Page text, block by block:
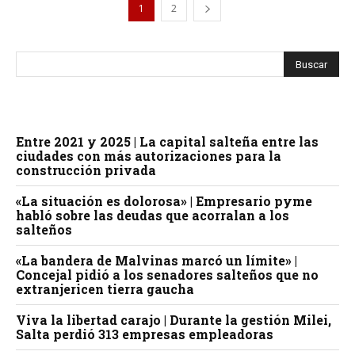
1 2
Entre 2021 y 2025 | La capital salteña entre las
ciudades con más autorizaciones para la
construcción privada
«La situación es dolorosa» | Empresario pyme
habló sobre las deudas que acorralan a los
salteños
«La bandera de Malvinas marcó un límite» |
Concejal pidió a los senadores salteños que no
extranjericen tierra gaucha
Viva la libertad carajo | Durante la gestión Milei,
Salta perdió 313 empresas empleadoras